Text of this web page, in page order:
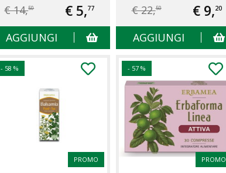
€ 14,50 € 5,77
AGGIUNGI
€ 22,50 € 9,20
AGGIUNGI
- 58 %
PROMO
- 57 %
PROMO